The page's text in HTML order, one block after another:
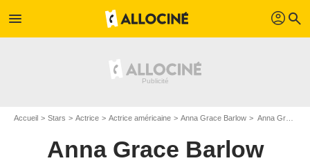
menu profil search
Accueil Stars Actrice Actrice américaine Anna Grace Barlow Anna Grace Barlow : ses Blu-Ray, DVD, VOD, SVOD
Anna Grace Barlow